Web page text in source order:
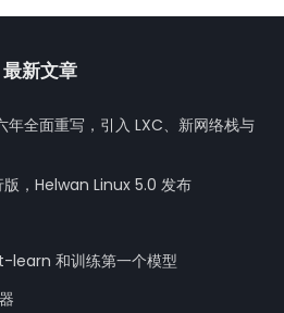
最新文章
全面重写，引入 LXC、新网络栈与
，Helwan Linux 5.0 发布
learn 和训练第一个模型